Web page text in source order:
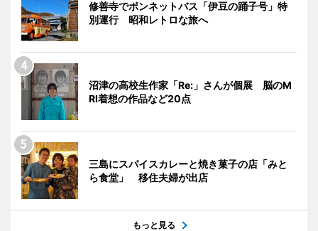
修善寺でボンネットバス「伊豆の踊子号」特
別運行 昭和レトロな旅へ
沼津の高校生作家「Re:」さんが個展 脳のM
RI着想の作品など20点
三島にスパイスカレーと焼き菓子の店「みと
ら食堂」 移住夫婦が出店
もっと見る